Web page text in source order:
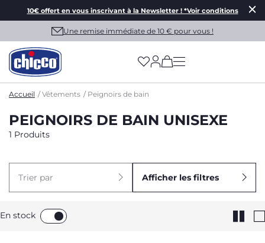
10€ offert en vous inscrivant à la Newsletter ! *Voir conditions
Une remise immédiate de 10 € pour vous !
(has more options
Accueil Vêtements Peignoirs de bain
PEIGNOIRS DE BAIN UNISEXE
1 Produits
Trier par Afficher les filtres
En stock